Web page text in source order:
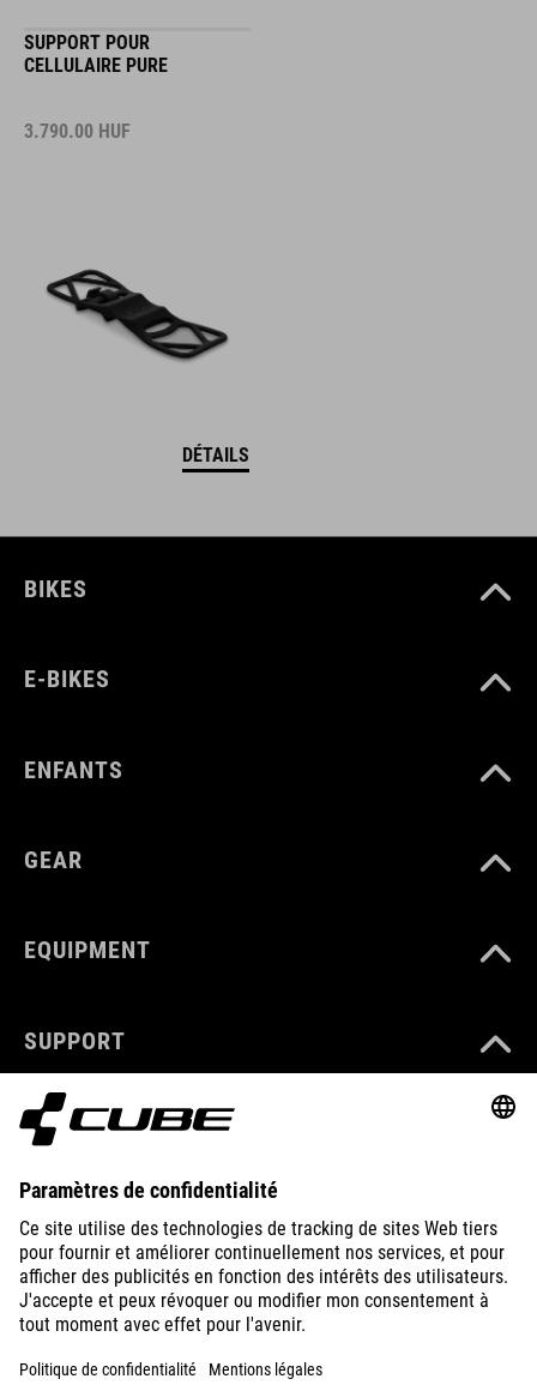
SUPPORT POUR
CELLULAIRE PURE
3.790.00 HUF
DÉTAILS
BIKES
E-BIKES
ENFANTS
GEAR
EQUIPMENT
SUPPORT
ABOUT US
EXPLORE